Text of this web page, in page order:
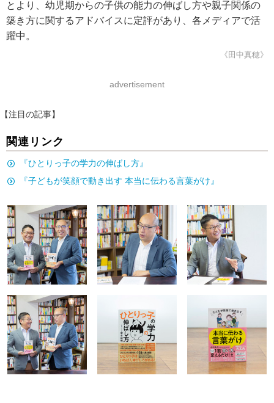
とより、幼児期からの子供の能力の伸ばし方や親子関係の
築き方に関するアドバイスに定評があり、各メディアで活
躍中。
《田中真穂》
advertisement
【注目の記事】
関連リンク
『ひとりっ子の学力の伸ばし方』
『子どもが笑顔で動き出す 本当に伝わる言葉がけ』